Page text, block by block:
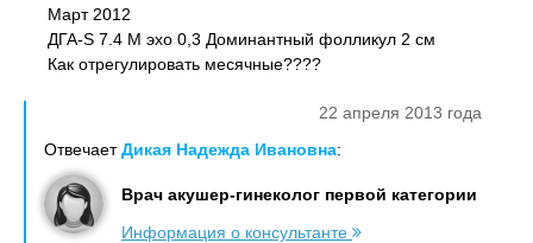
Март 2012
ДГА-S 7.4 М эхо 0,3 Доминантный фолликул 2 см
Как отрегулировать месячные????
22 апреля 2013 года
ОтвечаетДикая Надежда Ивановна:
Врач акушер-гинеколог первой категории
Информация о консультанте